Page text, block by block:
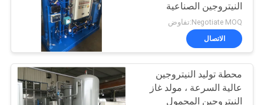
اطلب
عرض
أسعار
NEWS
النيتروجين الصناعية
Negotiate MOQ:تفاوض
الاتصال
محطة توليد النيتروجين
عالية السرعة ، مولد غاز
النيتروجين المحمول